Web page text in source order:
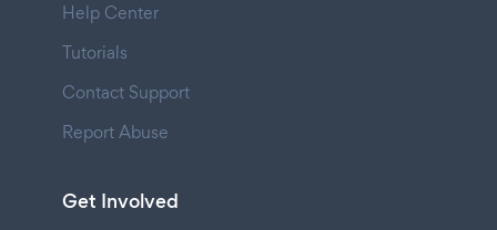
Help Center
Tutorials
Contact Support
Report Abuse
Get Involved